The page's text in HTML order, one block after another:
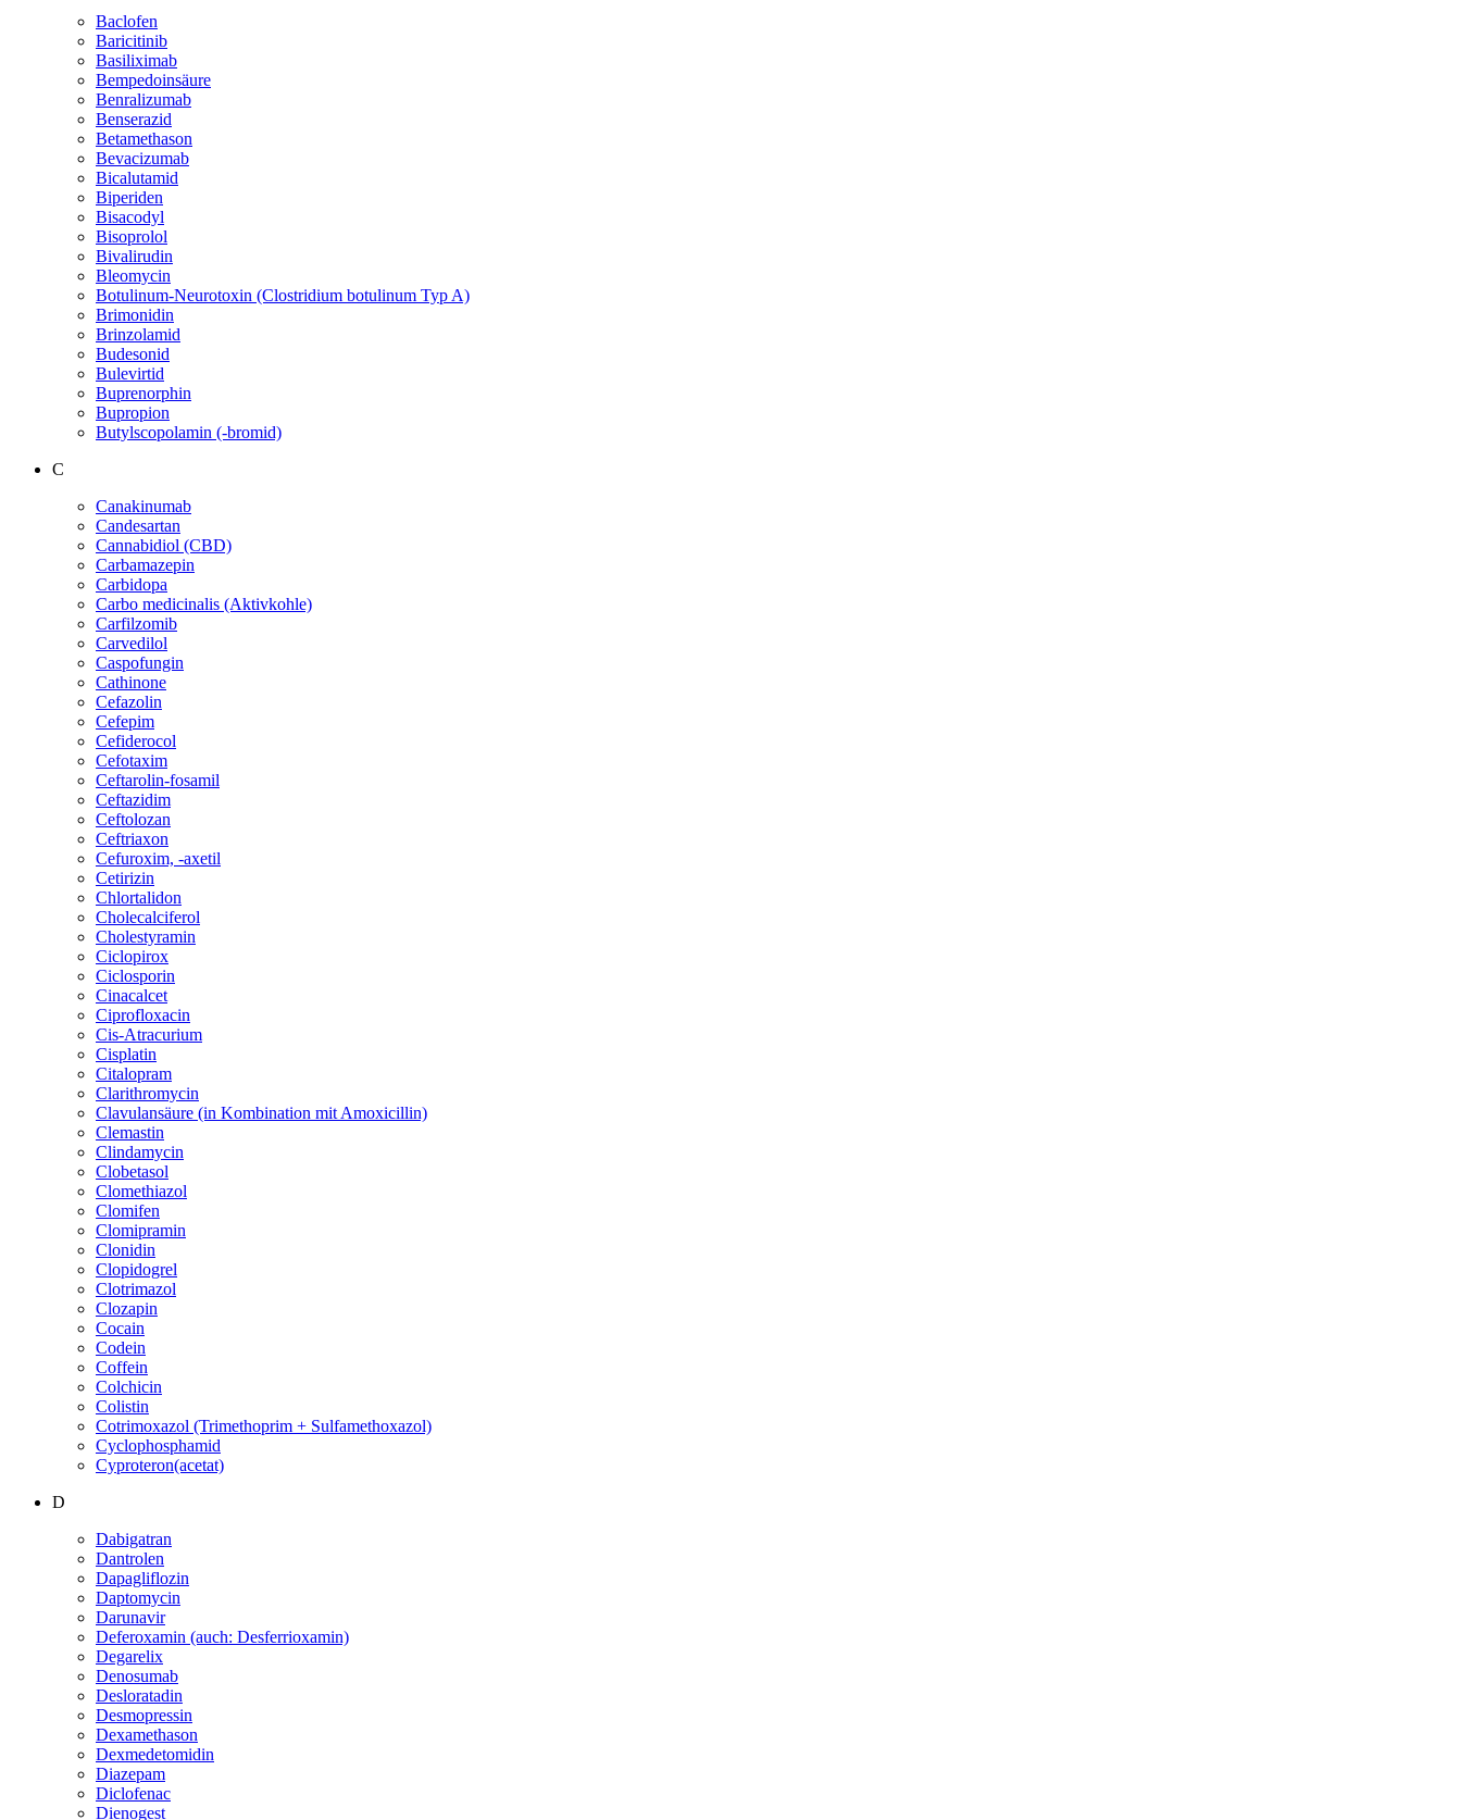
Baclofen
Baricitinib
Basiliximab
Bempedoinsäure
Benralizumab
Benserazid
Betamethason
Bevacizumab
Bicalutamid
Biperiden
Bisacodyl
Bisoprolol
Bivalirudin
Bleomycin
Botulinum-Neurotoxin (Clostridium botulinum Typ A)
Brimonidin
Brinzolamid
Budesonid
Bulevirtid
Buprenorphin
Bupropion
Butylscopolamin (-bromid)
C
Canakinumab
Candesartan
Cannabidiol (CBD)
Carbamazepin
Carbidopa
Carbo medicinalis (Aktivkohle)
Carfilzomib
Carvedilol
Caspofungin
Cathinone
Cefazolin
Cefepim
Cefiderocol
Cefotaxim
Ceftarolin-fosamil
Ceftazidim
Ceftolozan
Ceftriaxon
Cefuroxim, -axetil
Cetirizin
Chlortalidon
Cholecalciferol
Cholestyramin
Ciclopirox
Ciclosporin
Cinacalcet
Ciprofloxacin
Cis-Atracurium
Cisplatin
Citalopram
Clarithromycin
Clavulansäure (in Kombination mit Amoxicillin)
Clemastin
Clindamycin
Clobetasol
Clomethiazol
Clomifen
Clomipramin
Clonidin
Clopidogrel
Clotrimazol
Clozapin
Cocain
Codein
Coffein
Colchicin
Colistin
Cotrimoxazol (Trimethoprim + Sulfamethoxazol)
Cyclophosphamid
Cyproteron(acetat)
D
Dabigatran
Dantrolen
Dapagliflozin
Daptomycin
Darunavir
Deferoxamin (auch: Desferrioxamin)
Degarelix
Denosumab
Desloratadin
Desmopressin
Dexamethason
Dexmedetomidin
Diazepam
Diclofenac
Dienogest